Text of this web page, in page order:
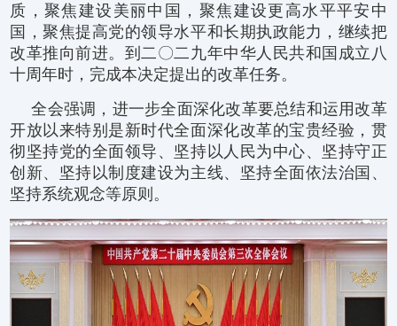
质，聚焦建设美丽中国，聚焦建设更高水平平安中
国，聚焦提高党的领导水平和长期执政能力，继续把
改革推向前进。到二〇二九年中华人民共和国成立八
十周年时，完成本决定提出的改革任务。
全会强调，进一步全面深化改革要总结和运用改革
开放以来特别是新时代全面深化改革的宝贵经验，贯
彻坚持党的全面领导、坚持以人民为中心、坚持守正
创新、坚持以制度建设为主线、坚持全面依法治国、
坚持系统观念等原则。